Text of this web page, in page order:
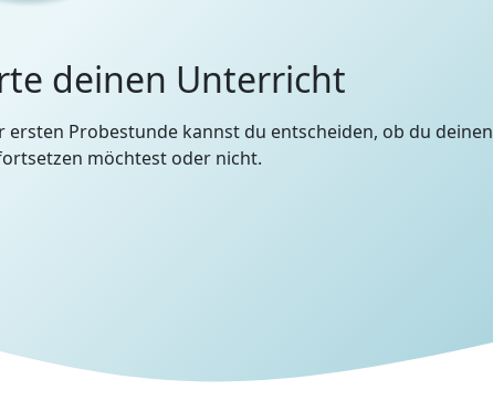
deinen Unterricht
ersten Probestunde kannst du entscheiden, ob du deinen
möchtest oder nicht.